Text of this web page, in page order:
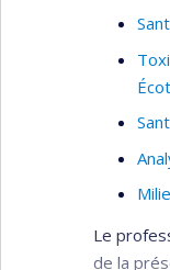
Le
de la